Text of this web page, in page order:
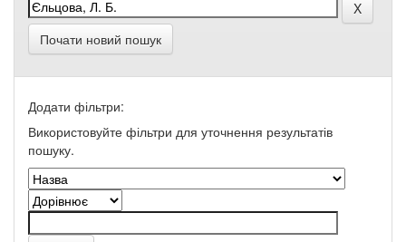
Почати новий пошук
Додати фільтри:
Використовуйте фільтри для уточнення результатів
пошуку.